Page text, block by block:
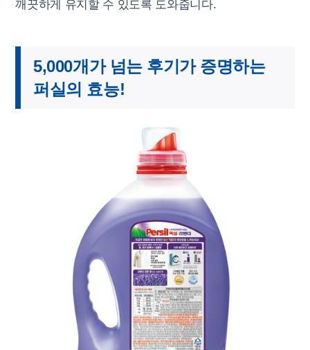
깨끗하게 유지할 수 있도록 도와줍니다.
5,000개가 넘는 후기가 증명하는
퍼실의 효능!